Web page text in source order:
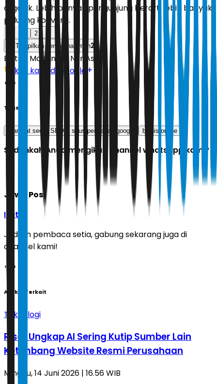
organik. Lebih banyak pengunjung berarti lebih banyak
peluang konversi.
2
Tampilkan semua halaman2
Editor: Mohamad Nur Asikin
Ikuti kami di Google
Tags
manfaat seo SEO situs pencarian google bisnis online
Sudahkah Anda mengikuti channel whatsapp kami?
Jawa Pos
Ikuti
Jadilah pembaca setia, gabung sekarang juga di
channel kami!
Artikel Terkait
Teknologi
Riset Ungkap AI Sering Kutip Sumber Lain
Ketimbang Website Resmi Perusahaan
Minggu, 14 Juni 2026 | 16.56 WIB